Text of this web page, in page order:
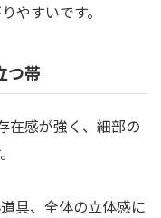
やすいです。
つ帯
在感が強く、細部の
具、全体の立体感に